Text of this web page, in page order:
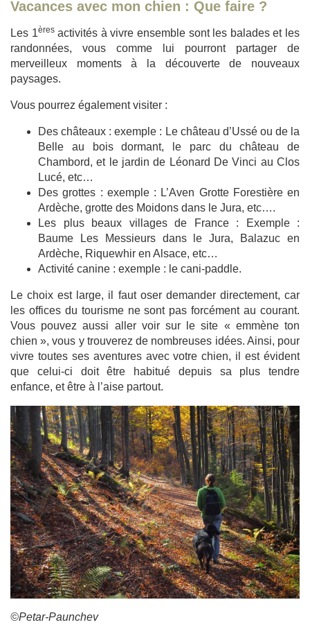
Vacances avec mon chien : Que faire ?
Les 1èresactivités à vivre ensemble sont les balades et les
randonnées, vous comme lui pourront partager de
merveilleux moments à la découverte de nouveaux
paysages.
Vous pourrez également visiter :
Des châteaux : exemple : Le château d’Ussé ou de la
Belle au bois dormant, le parc du château de
Chambord, et le jardin de Léonard De Vinci au Clos
Lucé, etc…
Des grottes : exemple : L’Aven Grotte Forestière en
Ardèche, grotte des Moidons dans le Jura, etc….
Les plus beaux villages de France : Exemple :
Baume Les Messieurs dans le Jura, Balazuc en
Ardèche, Riquewhir en Alsace, etc…
Activité canine : exemple : le cani-paddle.
Le choix est large, il faut oser demander directement, car
les offices du tourisme ne sont pas forcément au courant.
Vous pouvez aussi aller voir sur le site « emmène ton
chien », vous y trouverez de nombreuses idées. Ainsi, pour
vivre toutes ses aventures avec votre chien, il est évident
que celui-ci doit être habitué depuis sa plus tendre
enfance, et être à l’aise partout.
©Petar-Paunchev